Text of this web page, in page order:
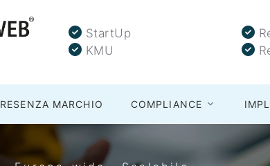
StartUp
KMU
MARCHIO COMPLIANCE